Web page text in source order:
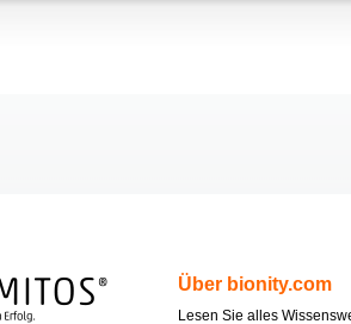
Über bionity.com
Lesen Sie alles